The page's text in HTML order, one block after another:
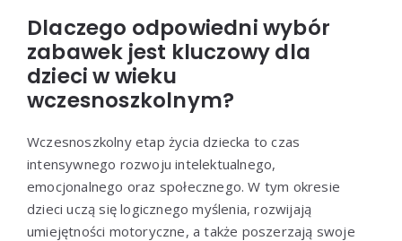
Dlaczego odpowiedni wybór
zabawek jest kluczowy dla
dzieci w wieku
wczesnoszkolnym?
Wczesnoszkolny etap życia dziecka to czas
intensywnego rozwoju intelektualnego,
emocjonalnego oraz społecznego. W tym okresie
dzieci uczą się logicznego myślenia, rozwijają
umiejętności motoryczne, a także poszerzają swoje